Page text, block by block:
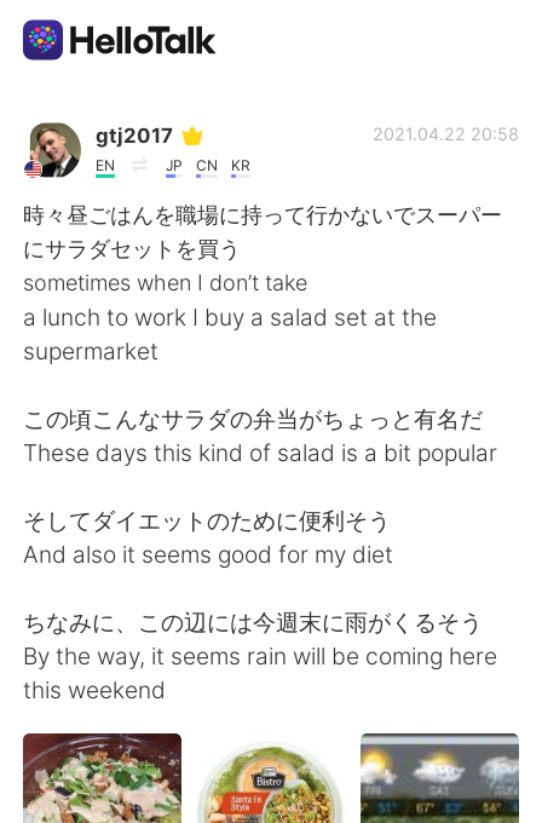
Dil Değişimi Uygulaması
Türkçe
English
繁體中文 Español
Deutsch 日本語
한국어 Русский
ไทย Indonesia
Italiano
Português
gtj2017
EN JP CN KR
2021.04.22 20:58
時々昼ごはんを職場に持って行かないでスーパー
にサラダセットを買う
sometimes when I don’t take
a lunch to work I buy a salad set at the
supermarket
この頃こんなサラダの弁当がちょっと有名だ
These days this kind of salad is a bit popular
そしてダイエットのために便利そう
And also it seems good for my diet
ちなみに、この辺には今週末に雨がくるそう
By the way, it seems rain will be coming here
this weekend